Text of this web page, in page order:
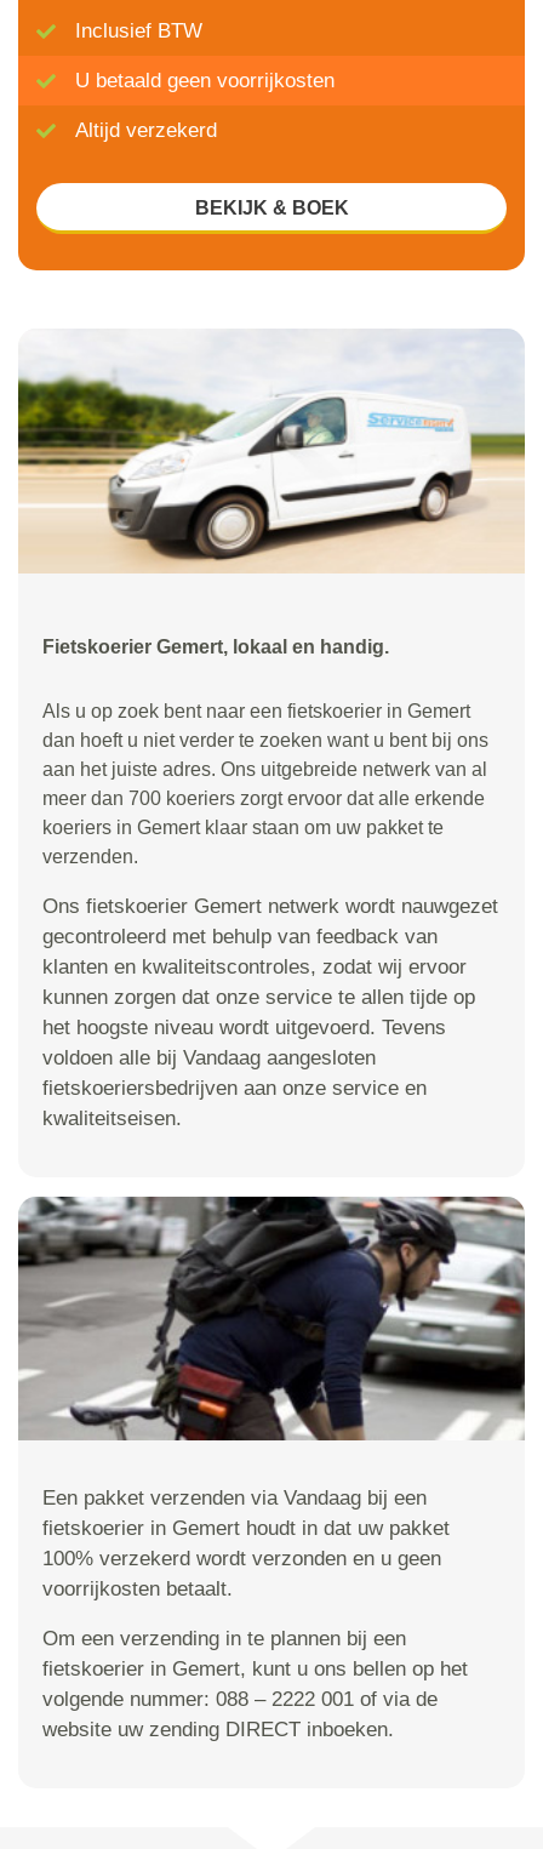
Fietskoerier Gemert, lokaal en handig.
Als u op zoek bent naar een fietskoerier in Gemert
dan hoeft u niet verder te zoeken want u bent bij ons
aan het juiste adres. Ons uitgebreide netwerk van al
meer dan 700 koeriers zorgt ervoor dat alle erkende
koeriers in Gemert klaar staan om uw pakket te
verzenden.
Ons fietskoerier Gemert netwerk wordt nauwgezet
gecontroleerd met behulp van feedback van
klanten en kwaliteitscontroles, zodat wij ervoor
kunnen zorgen dat onze service te allen tijde op
het hoogste niveau wordt uitgevoerd. Tevens
voldoen alle bij Vandaag aangesloten
fietskoeriersbedrijven aan onze service en
kwaliteitseisen.
Inclusief BTW
U betaald geen voorrijkosten
Altijd verzekerd
BEKIJK & BOEK
Een pakket verzenden via Vandaag bij een
fietskoerier in Gemert houdt in dat uw pakket
100% verzekerd wordt verzonden en u geen
voorrijkosten betaalt.
Om een verzending in te plannen bij een
fietskoerier in Gemert, kunt u ons bellen op het
volgende nummer: 088 – 2222 001 of via de
website uw zending DIRECT inboeken.